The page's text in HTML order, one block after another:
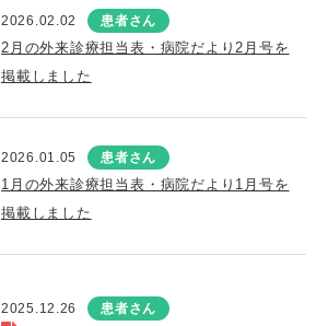
2026.02.02 患者さん
2月の外来診療担当表・病院だより2月号を
掲載しました
2026.01.05 患者さん
1月の外来診療担当表・病院だより1月号を
掲載しました
2025.12.26 患者さん